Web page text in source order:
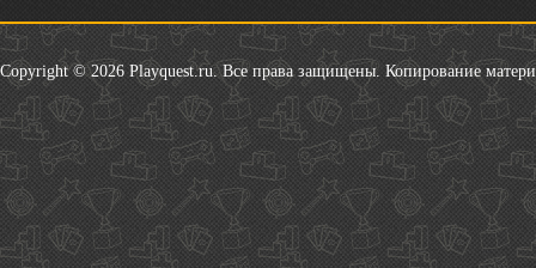
Copyright © 2026 Playquest.ru. Все права защищены. Копирование